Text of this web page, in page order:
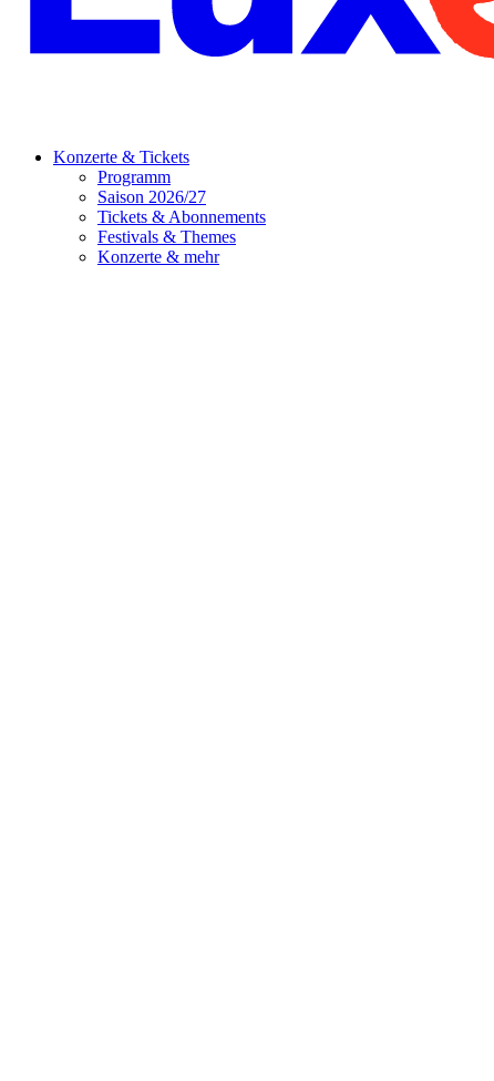
Konzerte & Tickets
Programm
Saison 2026/27
Tickets & Abonnements
Festivals & Themes
Konzerte & mehr